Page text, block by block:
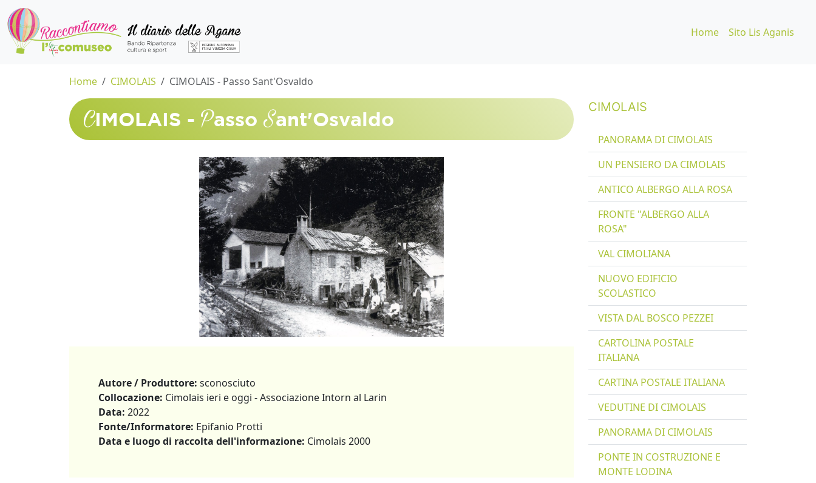
Home Sito Lis Aganis
Home CIMOLAIS CIMOLAIS - Passo Sant'Osvaldo
CIMOLAIS - Passo Sant'Osvaldo
Autore / Produttore: sconosciuto
Collocazione: Cimolais ieri e oggi - Associazione Intorn al Larin
Data: 2022
Fonte/Informatore: Epifanio Protti
Data e luogo di raccolta dell'informazione: Cimolais 2000
CIMOLAIS
PANORAMA DI CIMOLAIS
UN PENSIERO DA CIMOLAIS
ANTICO ALBERGO ALLA ROSA
FRONTE "ALBERGO ALLA
ROSA"
VAL CIMOLIANA
NUOVO EDIFICIO
SCOLASTICO
VISTA DAL BOSCO PEZZEI
CARTOLINA POSTALE
ITALIANA
CARTINA POSTALE ITALIANA
VEDUTINE DI CIMOLAIS
PANORAMA DI CIMOLAIS
PONTE IN COSTRUZIONE E
MONTE LODINA